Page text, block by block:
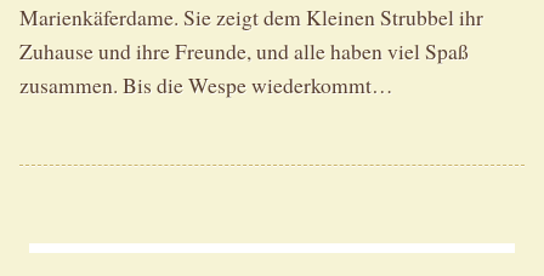
Marienkäferdame. Sie zeigt dem Kleinen Strubbel ihr
Zuhause und ihre Freunde, und alle haben viel Spaß
zusammen. Bis die Wespe wiederkommt…